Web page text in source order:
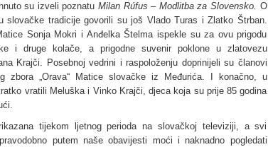
su izveli poznatu Milan Rúfus – Modlitba za Slovensko. O
slovačke tradicije govorili su još Vlado Turas i Zlatko Štrban.
Sonja Mokri i Anđelka Štelma ispekle su za ovu prigodu
i druge kolače, a prigodne suvenir poklone u zlatovezu
Krajči. Posebnoj vedrini i raspoloženju doprinijeli su članovi
zbora „Orava“ Matice slovačke iz Međurića. I konačno, u
vratili Meluška i Vinko Krajči, djeca koja su prije 85 godina
tijekom ljetnog perioda na slovačkoj televiziji, a svi
putem naše obavijesti moći i naknadno pogledati